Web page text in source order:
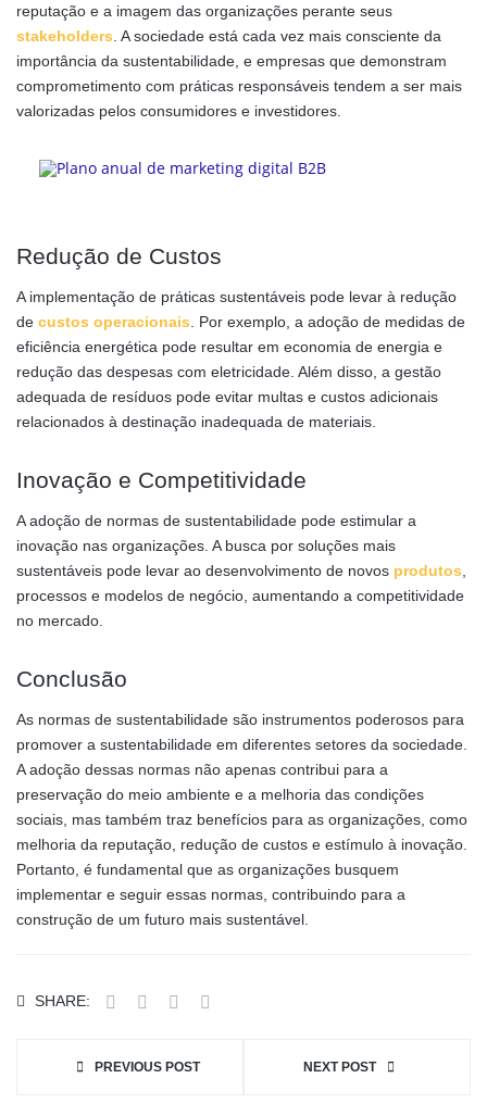
reputação e a imagem das organizações perante seus
stakeholders . A sociedade está cada vez mais consciente da
importância da sustentabilidade, e empresas que demonstram
comprometimento com práticas responsáveis tendem a ser mais
valorizadas pelos consumidores e investidores.
Redução de Custos
A implementação de práticas sustentáveis pode levar à redução
de custos operacionais . Por exemplo, a adoção de medidas de
eficiência energética pode resultar em economia de energia e
redução das despesas com eletricidade. Além disso, a gestão
adequada de resíduos pode evitar multas e custos adicionais
relacionados à destinação inadequada de materiais.
Inovação e Competitividade
A adoção de normas de sustentabilidade pode estimular a
inovação nas organizações. A busca por soluções mais
sustentáveis pode levar ao desenvolvimento de novos produtos
processos e modelos de negócio, aumentando a competitividade
no mercado.
Conclusão
As normas de sustentabilidade são instrumentos poderosos para
promover a sustentabilidade em diferentes setores da sociedade.
A adoção dessas normas não apenas contribui para a
preservação do meio ambiente e a melhoria das condições
sociais, mas também traz benefícios para as organizações, como
melhoria da reputação, redução de custos e estímulo à inovação.
Portanto, é fundamental que as organizações busquem
implementar e seguir essas normas, contribuindo para a
construção de um futuro mais sustentável.
SHARE:
PREVIOUS POST NEXT POST